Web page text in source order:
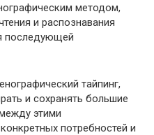
методом,
и распознавания
последующей
тайпинг,
и сохранять большие
этими
потребностей и